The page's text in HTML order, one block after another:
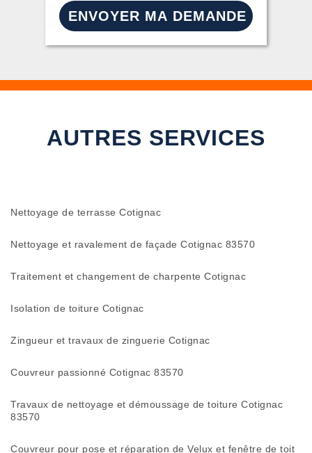
AUTRES SERVICES
Nettoyage de terrasse Cotignac
Nettoyage et ravalement de façade Cotignac 83570
Traitement et changement de charpente Cotignac
Isolation de toiture Cotignac
Zingueur et travaux de zinguerie Cotignac
Couvreur passionné Cotignac 83570
Travaux de nettoyage et démoussage de toiture Cotignac
83570
Couvreur pour pose et réparation de Velux et fenêtre de toit